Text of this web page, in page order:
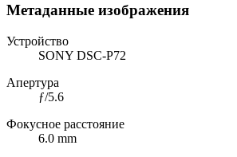
Метаданные изображения
Устройство
SONY DSC-P72
Апертура
ƒ/5.6
Фокусное расстояние
6.0 mm